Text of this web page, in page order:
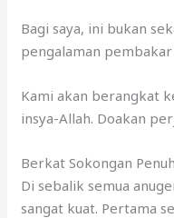
Bagi saya, ini bukan
pengalaman
Kami akan berangkat
insya-Allah. Doakan
Berkat Sokongan
Di sebalik semua
sangat kuat. Pertama